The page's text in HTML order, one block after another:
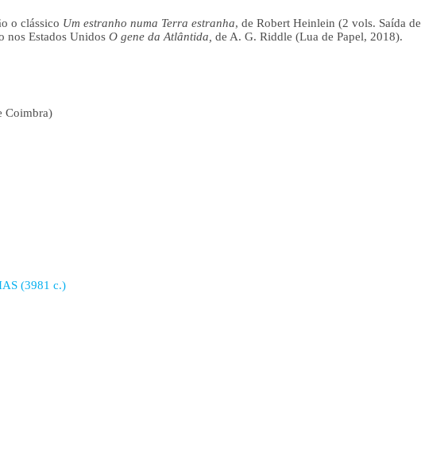
o clássico Um estranho numa Terra estranha, de Robert Heinlein (2 vols. Saída de
nos Estados Unidos O gene da Atlântida, de A. G. Riddle (Lua de Papel, 2018).
Coimbra)
(3981 c.)